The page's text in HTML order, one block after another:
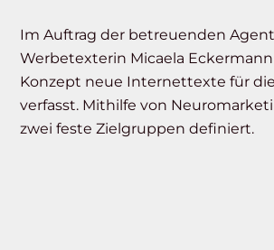
Im Auftrag der betreuenden
Werbetexterin Micaela
Konzept neue Internettexte für
verfasst. Mithilfe von
zwei feste Zielgruppen definiert.